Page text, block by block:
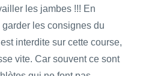
les jambes !!! En
les consignes du
interdite sur cette course,
vite. Car souvent ce sont